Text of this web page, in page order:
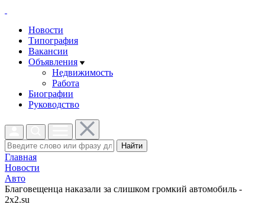
Новости
Типография
Вакансии
Объявления
Недвижимость
Работа
Биографии
Руководство
Найти
Главная
Новости
Авто
Благовещенца наказали за слишком громкий автомобиль -
2x2.su